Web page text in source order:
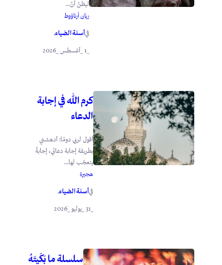
ليظنَّ أنَّ...
ريان أرناؤوط
فيأسنة الضياء.
_1 _أغسطس _2026
كرم الله في إجابة
الدعاء
أقول لربي دومًا: أدهشني
بطريقة إجابة دعائي، إجابةً
يتعجّب لها...
هجيرة
فيأسنة الضياء.
سلسلة ما بَكَيتَهُ